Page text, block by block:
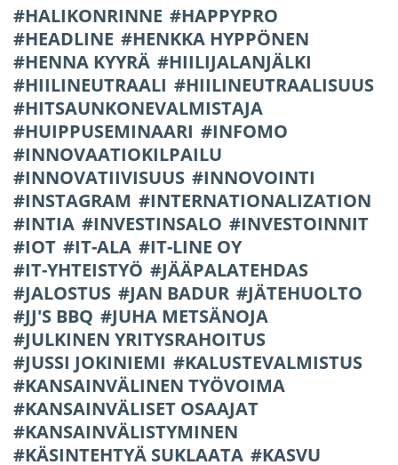
HALIKONRINNE
HAPPYPRO
HEADLINE
HENKKA HYPPÖNEN
HENNA KYYRÄ
HIILIJALANJÄLKI
HIILINEUTRAALI
HIILINEUTRAALISUUS
HITSAUNKONEVALMISTAJA
HUIPPUSEMINAARI
INFOMO
INNOVAATIOKILPAILU
INNOVATIIVISUUS
INNOVOINTI
INSTAGRAM
INTERNATIONALIZATION
INTIA
INVESTINSALO
INVESTOINNIT
IOT
IT-ALA
IT-LINE OY
IT-YHTEISTYÖ
JÄÄPALATEHDAS
JALOSTUS
JAN BADUR
JÄTEHUOLTO
JJ'S BBQ
JUHA METSÄNOJA
JULKINEN YRITYSRAHOITUS
JUSSI JOKINIEMI
KALUSTEVALMISTUS
KANSAINVÄLINEN TYÖVOIMA
KANSAINVÄLISET OSAAJAT
KANSAINVÄLISTYMINEN
KÄSINTEHTYÄ SUKLAATA
KASVU